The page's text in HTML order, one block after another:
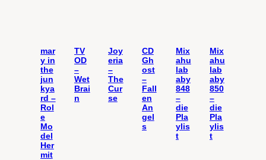
mar
y in
the
jun
kya
rd –
Rol
e
Mo
del
Her
mit
TV
OD
–
Wet
Brai
n
Joy
eria
–
The
Cur
se
CD
Gh
ost
–
Fall
en
An
gel
s
Mix
ahu
lab
aby
848
–
die
Pla
ylis
t
Mix
ahu
lab
aby
850
–
die
Pla
ylis
t